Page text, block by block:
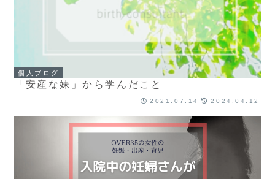
個人ブログ
「安産な妹」から学んだこと
2021.07.14 2024.04.12